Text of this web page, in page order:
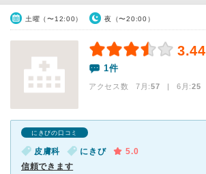
土曜（〜12:00） 夜（〜20:00）
3.44
1件
アクセス数 7月:57 | 6月:25
にきびの口コミ
皮膚科 にきび
5.0
信頼できます